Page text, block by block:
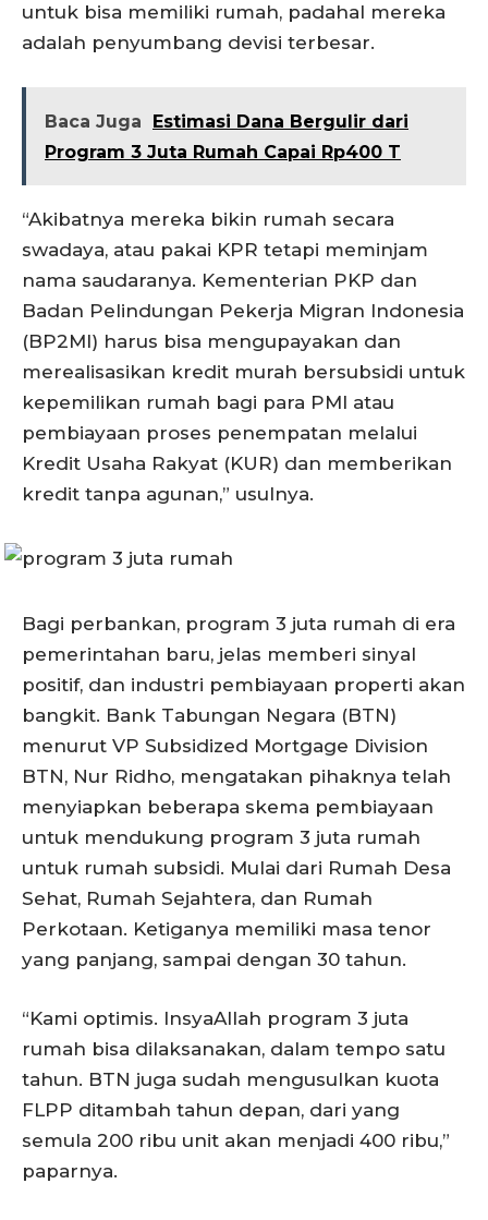
untuk bisa memiliki rumah, padahal mereka
adalah penyumbang devisi terbesar.
Baca Juga
Estimasi Dana Bergulir dari
Program 3 Juta Rumah Capai Rp400 T
“Akibatnya mereka bikin rumah secara
swadaya, atau pakai KPR tetapi meminjam
nama saudaranya. Kementerian PKP dan
Badan Pelindungan Pekerja Migran Indonesia
(BP2MI) harus bisa mengupayakan dan
merealisasikan kredit murah bersubsidi untuk
kepemilikan rumah bagi para PMI atau
pembiayaan proses penempatan melalui
Kredit Usaha Rakyat (KUR) dan memberikan
kredit tanpa agunan,” usulnya.
Bagi perbankan, program 3 juta rumah di era
pemerintahan baru, jelas memberi sinyal
positif, dan industri pembiayaan properti akan
bangkit. Bank Tabungan Negara (BTN)
menurut VP Subsidized Mortgage Division
BTN, Nur Ridho, mengatakan pihaknya telah
menyiapkan beberapa skema pembiayaan
untuk mendukung program 3 juta rumah
untuk rumah subsidi. Mulai dari Rumah Desa
Sehat, Rumah Sejahtera, dan Rumah
Perkotaan. Ketiganya memiliki masa tenor
yang panjang, sampai dengan 30 tahun.
“Kami optimis. InsyaAllah program 3 juta
rumah bisa dilaksanakan, dalam tempo satu
tahun. BTN juga sudah mengusulkan kuota
FLPP ditambah tahun depan, dari yang
semula 200 ribu unit akan menjadi 400 ribu,”
paparnya.